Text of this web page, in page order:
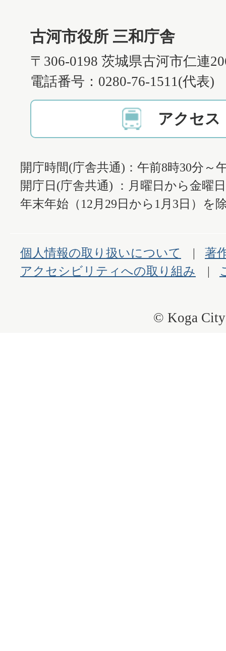
古河市役所 三和庁舎
〒306-0198 茨城県古河市仁連
電話番号：0280-76-1511(代表)
アクセス
開庁時間(庁舎共通)：午前8時30分～
開庁日(庁舎共通) ：月曜日から金曜
年末年始（12月29日から1月3日）を
個人情報の取り扱いについて
著
アクセシビリティへの取り組み
© Koga City